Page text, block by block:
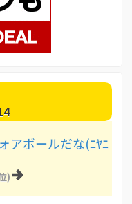
アボールだな(ﾆﾔﾆ
)